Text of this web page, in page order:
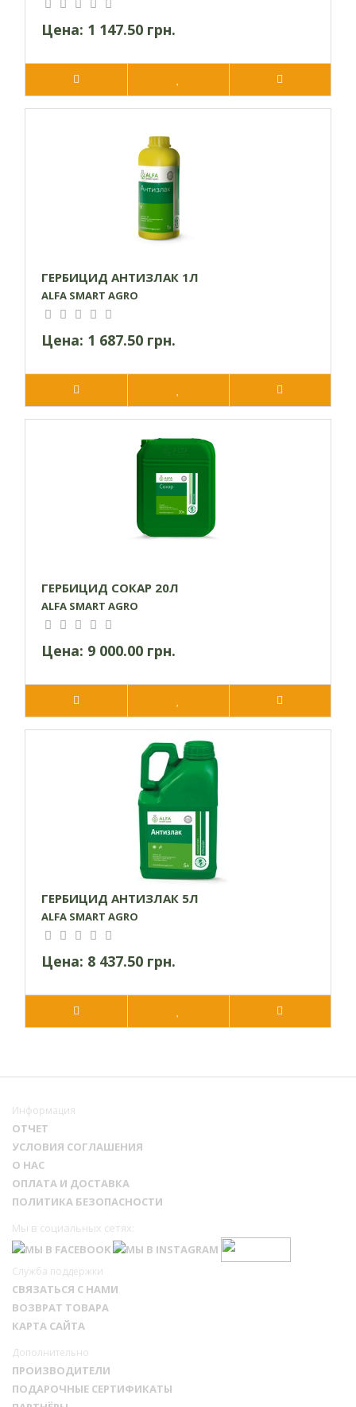
Цена: 1 147.50 грн.
ГЕРБИЦИД АНТИЗЛАК 1Л
ALFA SMART AGRO
Цена: 1 687.50 грн.
ГЕРБИЦИД СОКАР 20Л
ALFA SMART AGRO
Цена: 9 000.00 грн.
ГЕРБИЦИД АНТИЗЛАК 5Л
ALFA SMART AGRO
Цена: 8 437.50 грн.
Информация
ОТЧЕТ
УСЛОВИЯ СОГЛАШЕНИЯ
О НАС
ОПЛАТА И ДОСТАВКА
ПОЛИТИКА БЕЗОПАСНОСТИ
Мы в социальных сетях:
Служба поддержки
СВЯЗАТЬСЯ С НАМИ
ВОЗВРАТ ТОВАРА
КАРТА САЙТА
Дополнительно
ПРОИЗВОДИТЕЛИ
ПОДАРОЧНЫЕ СЕРТИФИКАТЫ